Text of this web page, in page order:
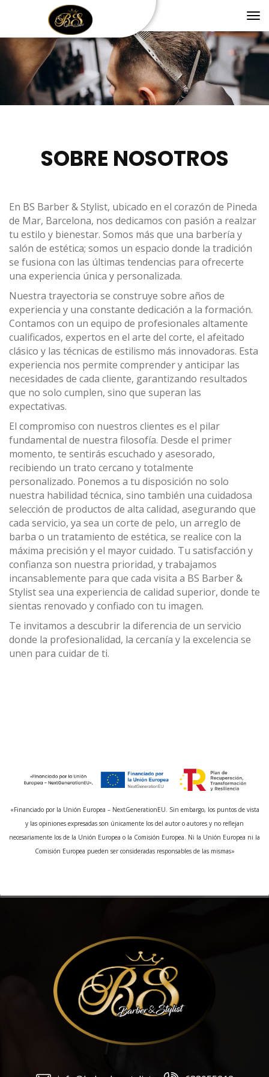
SOBRE NOSOTROS
En BS Barber & Stylist, ubicado en el corazón de Pineda
de Mar, Barcelona, nos dedicamos con pasión a realzar
tu estilo y bienestar. Somos más que una barbería y
salón de estética; somos un espacio donde la tradición
se fusiona con las últimas tendencias para ofrecerte
una experiencia única y personalizada.
Nuestra trayectoria se construye sobre años de
experiencia y una constante dedicación a la formación.
Contamos con un equipo de profesionales altamente
cualificados, expertos en el arte del corte, el afeitado
clásico y las técnicas de estilismo más innovadoras. Esta
experiencia nos permite comprender y anticipar las
necesidades de cada cliente, garantizando resultados
que no solo cumplen, sino que superan las
expectativas.
El compromiso con nuestros clientes es el pilar
fundamental de nuestra filosofía. Desde el primer
momento, te sentirás escuchado y asesorado,
recibiendo un trato cercano y totalmente
personalizado. Ponemos a tu disposición no solo
nuestra habilidad técnica, sino también una cuidadosa
selección de productos de alta calidad, asegurando que
cada servicio, ya sea un corte de pelo, un arreglo de
barba o un tratamiento de estética, se realice con la
máxima precisión y el mayor cuidado. Tu satisfacción y
confianza son nuestra prioridad, y trabajamos
incansablemente para que cada visita a BS Barber &
Stylist sea una experiencia de calidad superior, donde te
sientas renovado y confiado con tu imagen.
Te invitamos a descubrir la diferencia de un servicio
donde la profesionalidad, la cercanía y la excelencia se
unen para cuidar de ti.
«Financiado por la Unión Europea – NextGenerationEU. Sin embargo, los puntos de vista
y las opiniones expresadas son únicamente los del autor o autores y no reflejan
necesariamente los de la Unión Europea o la Comisión Europea. Ni la Unión Europea ni la
Comisión Europea pueden ser consideradas responsables de las mismas»